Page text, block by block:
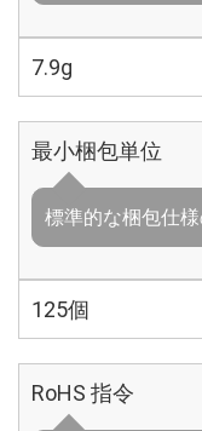
7.9g
最小梱包単位
標準的な梱包仕
125個
RoHS 指令